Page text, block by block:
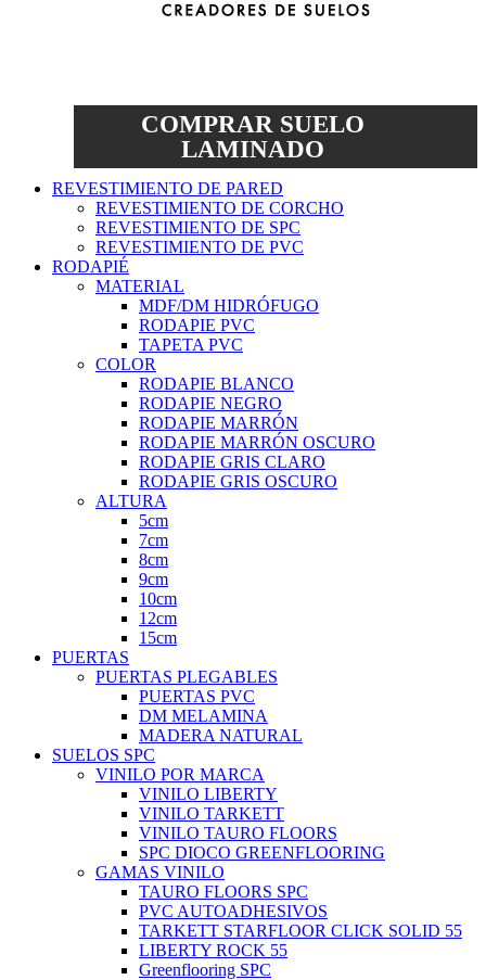
COMPRAR SUELO
LAMINADO
REVESTIMIENTO DE PARED
REVESTIMIENTO DE CORCHO
REVESTIMIENTO DE SPC
REVESTIMIENTO DE PVC
RODAPIÉ
MATERIAL
MDF/DM HIDRÓFUGO
RODAPIE PVC
TAPETA PVC
COLOR
RODAPIE BLANCO
RODAPIE NEGRO
RODAPIE MARRÓN
RODAPIE MARRÓN OSCURO
RODAPIE GRIS CLARO
RODAPIE GRIS OSCURO
ALTURA
5cm
7cm
8cm
9cm
10cm
12cm
15cm
PUERTAS
PUERTAS PLEGABLES
PUERTAS PVC
DM MELAMINA
MADERA NATURAL
SUELOS SPC
VINILO POR MARCA
VINILO LIBERTY
VINILO TARKETT
VINILO TAURO FLOORS
SPC DIOCO GREENFLOORING
GAMAS VINILO
TAURO FLOORS SPC
PVC AUTOADHESIVOS
TARKETT STARFLOOR CLICK SOLID 55
LIBERTY ROCK 55
Greenflooring SPC